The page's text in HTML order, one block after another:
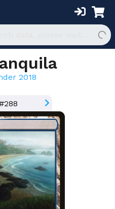
2018